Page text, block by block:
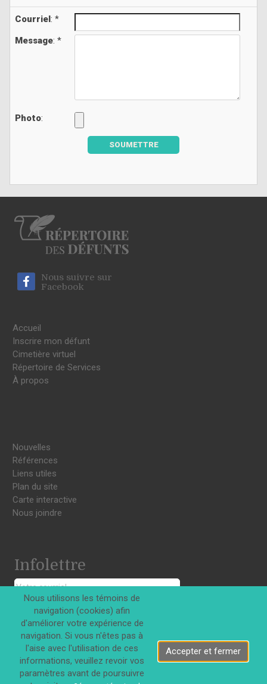
Courriel : *
Message: *
Photo:
SOUMETTRE
Nous suivre sur
Facebook
Accueil
Inscrire mon défunt
Cimetière virtuel
Répertoire de Services
À propos
Nouvelles
Références
Liens utiles
Plan du site
Carte interactive
Nous joindre
Infolettre
S'INSCRIRE
Tous droits réservés © Innovations DJD Inc. 2026
Nous utilisons les témoins de
navigation (cookies) afin
d'améliorer votre expérience de
navigation. Si vous n'êtes pas à
l'aise avec l'utilisation de ces
informations, veuillez revoir vos
paramètres avant de poursuivre
Accepter et fermer